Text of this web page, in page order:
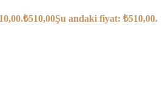
₺510,00Şu andaki fiyat: ₺510,00.